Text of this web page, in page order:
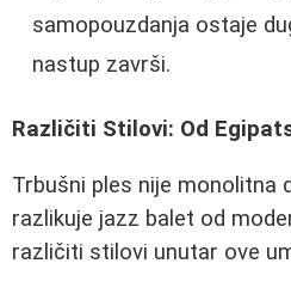
samopouzdanja ostaje
nastup završi.
Različiti Stilovi: Od
Trbušni ples nije monolitna
razlikuje jazz balet od
različiti stilovi unutar ove